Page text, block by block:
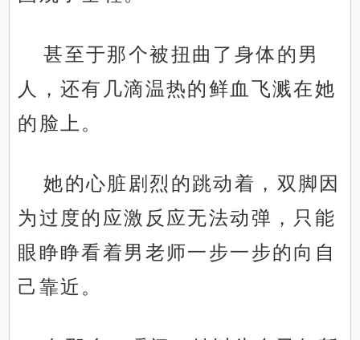
甚至于那个被扭曲了身体的男
人，还有几滴温热的鲜血飞溅在她
的脸上。
她的心脏剧烈的跳动着，双脚因
为过度的应激反应无法动弹，只能
眼睁睁看着男老师一步一步的向自
己靠近。